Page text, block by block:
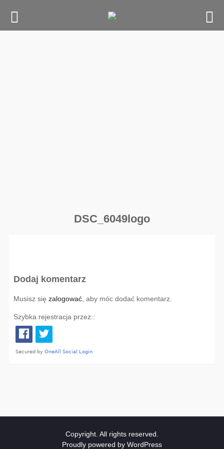
DSC_6049logo
Dodaj komentarz
Musisz się zalogować, aby móc dodać komentarz.
Szybka rejestracja przez::
Copyright. All rights reserved.
Proudly powered by WordPress